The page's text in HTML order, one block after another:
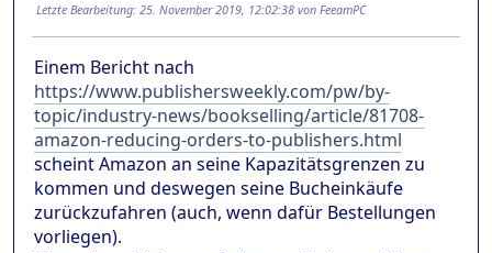
Letzte Bearbeitung: 25. November 2019, 12:02:38 von FeeamPC
Einem Bericht nach
https://www.publishersweekly.com/pw/by-
topic/industry-news/bookselling/article/81708-
amazon-reducing-orders-to-publishers.html
scheint Amazon an seine Kapazitätsgrenzen zu
kommen und deswegen seine Bucheinkäufe
zurückzufahren (auch, wenn dafür Bestellungen
vorliegen).